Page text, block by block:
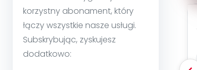
korzystny abonament, który
łączy wszystkie nasze usługi.
Subskrybując, zyskujesz
dodatkowo: